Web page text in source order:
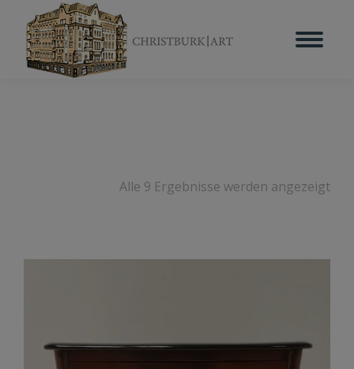
Alle 9 Ergebnisse werden angezeigt